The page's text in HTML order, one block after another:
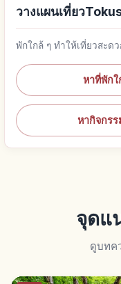
วางแผนเที่ยว
พักใกล้ ๆ ทำให้เที่ยวสะด
หาที่พัก
หากิจกร
จุดแ
ดูบทค